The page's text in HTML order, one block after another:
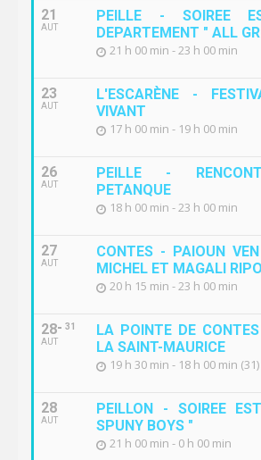
21
AUT
PEILLE - SOIREE
DEPARTEMENT " ALL
21 h 00 min - 23 h 00 min
23
AUT
L'ESCARÈNE -
VIVANT
17 h 00 min - 19 h 00 min
26
AUT
PEILLE -
PETANQUE
18 h 00 min - 23 h 00 min
27
AUT
CONTES - PAIOUN
MICHEL ET MAGALI
20 h 15 min - 23 h 00 min
28
AUT
31
LA POINTE DE
LA SAINT-MAURICE
19 h 30 min - 18 h 00 min (31)
28
AUT
PEILLON - SOIREE
SPUNY BOYS "
21 h 00 min - 0 h 00 min